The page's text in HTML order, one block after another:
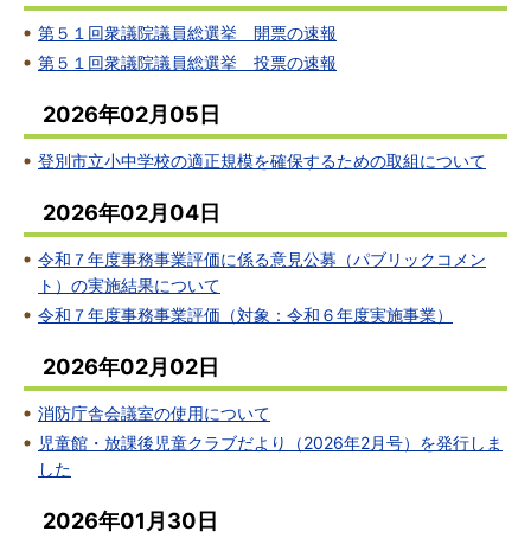
第５１回衆議院議員総選挙 開票の速報
第５１回衆議院議員総選挙 投票の速報
2026年02月05日
登別市立小中学校の適正規模を確保するための取組について
2026年02月04日
令和７年度事務事業評価に係る意見公募（パブリックコメン
ト）の実施結果について
令和７年度事務事業評価（対象：令和６年度実施事業）
2026年02月02日
消防庁舎会議室の使用について
児童館・放課後児童クラブだより（2026年2月号）を発行しま
した
2026年01月30日